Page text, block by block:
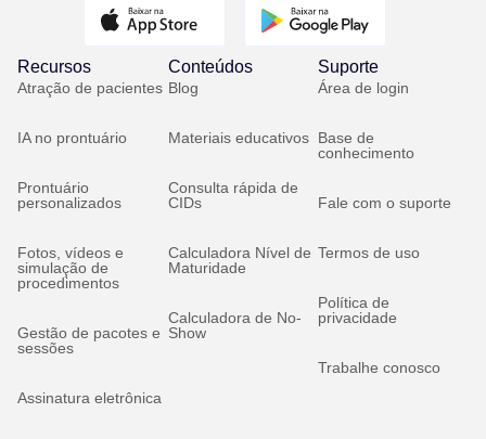
Recursos
Atração de pacientes
IA no prontuário
Prontuário
personalizados
Fotos, vídeos e
simulação de
procedimentos
Gestão de pacotes e
sessões
Assinatura eletrônica
Conteúdos
Blog
Materiais educativos
Consulta rápida de
CIDs
Calculadora Nível de
Maturidade
Calculadora de No-
Show
Suporte
Área de login
Base de
conhecimento
Fale com o suporte
Termos de uso
Política de
privacidade
Trabalhe conosco